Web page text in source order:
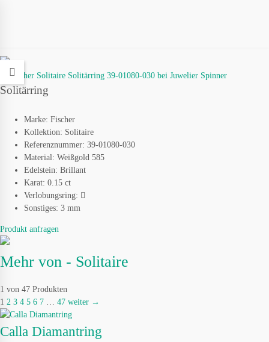
Solitärring
Marke: Fischer
Kollektion: Solitaire
Referenznummer: 39-01080-030
Material: Weißgold 585
Edelstein: Brillant
Karat: 0.15 ct
Verlobungsring:
Sonstiges: 3 mm
Produkt anfragen
Mehr von - Solitaire
1 von 47 Produkten
1 2 3 4 5 6 7 … 47 weiter →
Calla Diamantring